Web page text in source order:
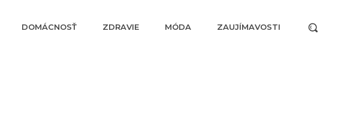
DOMÁCNOSŤ ZDRAVIE MÓDA ZAUJÍMAVOSTI